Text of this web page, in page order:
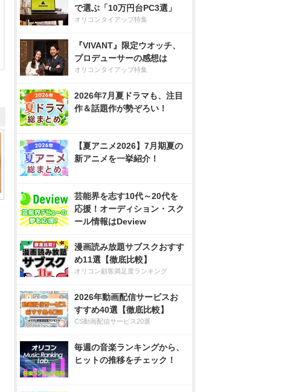
で選ぶ「10万円台PC3選」
オリコンタイアップ特集
『VIVANT』限定ウオッチ、
プロデューサーの感想は
オリコンタイアップ特集
2026年7月夏ドラマも、注目
作＆話題作が勢ぞろい！
【夏アニメ2026】7月期夏の
新アニメを一挙紹介！
芸能界を志す10代～20代を
応援！オーディション・スク
ール情報はDeview
漫画読み放題サブスクおすす
め11選【徹底比較】
オリコン顧客満足度ランキング
2026年動画配信サービスお
すすめ40選【徹底比較】
CS動画配信サービス20選
毎週の音楽ランキングから、
ヒットの推移をチェック！